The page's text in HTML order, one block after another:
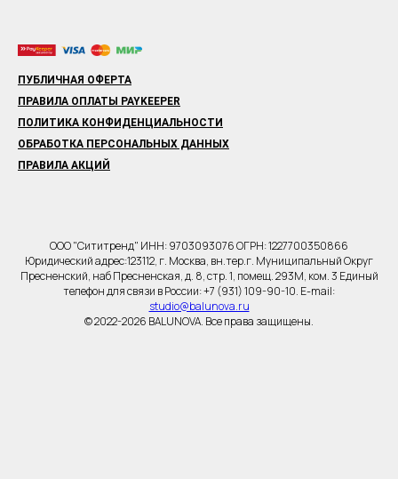
ПУБЛИЧНАЯ ОФЕРТА
ПРАВИЛА ОПЛАТЫ PAYKEEPER
ПОЛИТИКА КОНФИДЕНЦИАЛЬНОСТИ
ОБРАБОТКА ПЕРСОНАЛЬНЫХ ДАННЫХ
ПРАВИЛА АКЦИЙ
ООО "Сититренд" ИНН: 9703093076 ОГРН: 1227700350866
Юридический адрес:123112, г. Москва, вн.тер.г. Муниципальный Округ
Пресненский, наб Пресненская, д. 8, стр. 1, помещ. 293М, ком. 3 Единый
телефон для связи в России: +7 (931) 109-90-10. E-mail:
studio@balunova.ru
© 2022-2026 BALUNOVA. Все права защищены.